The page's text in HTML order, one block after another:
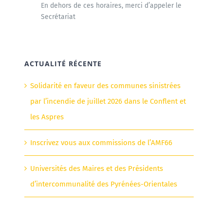
En dehors de ces horaires, merci d’appeler le
Secrétariat
ACTUALITÉ RÉCENTE
Solidarité en faveur des communes sinistrées
par l’incendie de juillet 2026 dans le Conflent et
les Aspres
Inscrivez vous aux commissions de l’AMF66
Universités des Maires et des Présidents
d’intercommunalité des Pyrénées-Orientales